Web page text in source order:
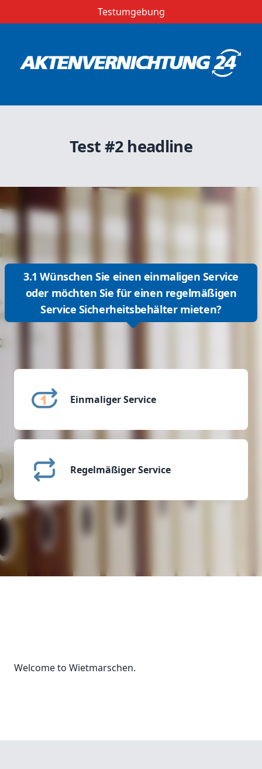
Testumgebung
Test #2 headline
3.1 Wünschen Sie einen einmaligen Service
oder möchten Sie für einen regelmäßigen
Service Sicherheitsbehälter mieten?
Einmaliger Service
Regelmäßiger Service
Welcome to Wietmarschen.